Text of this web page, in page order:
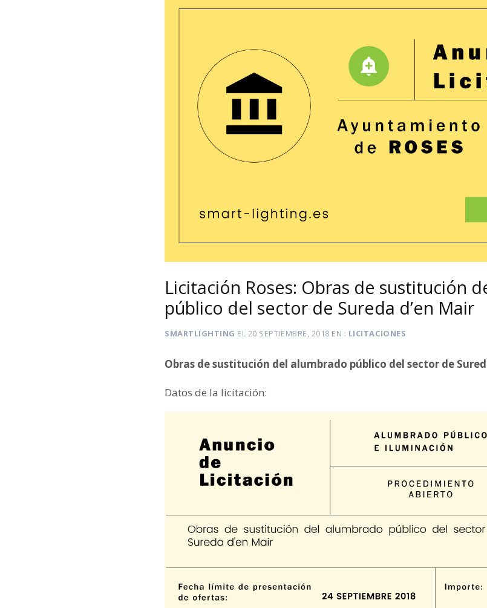
Licitación Roses: Obras de sustitución
público del sector de Sureda d’en Mair
SMARTLIGHTING EL 20 SEPTIEMBRE, 2018 EN LICITACIONES
Obras de sustitución del alumbrado público del sector de
Datos de la licitación: